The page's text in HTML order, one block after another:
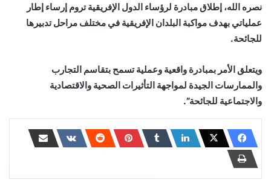
نصره الله، إطلاق مبادرة لرؤساء الدول الإفريقية تروم إرساء إطار
عملياتي بهدف مواكبة البلدان الإفريقية في مختلف مراحل تدبيرها
للجائحة.
ويتعلق الأمر بمبادرة واقعية وعملية تسمح بتقاسم التجارب
والممارسات الجيدة لمواجهة التأثيرات الصحية والاقتصادية
والاجتماعية للجائحة”.